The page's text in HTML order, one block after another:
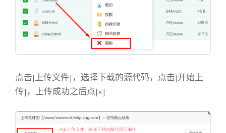
点击[上传文件]，选择下载的源代码，点击[开始上
传]，上传成功之后点[×]